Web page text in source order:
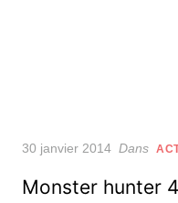
Posted
30 janvier 2014 Dans
Monster hunter